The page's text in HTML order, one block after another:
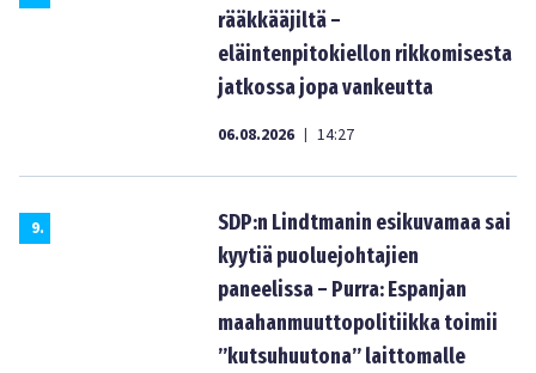
rääkkääjiltä –
eläintenpitokiellon rikkomisesta
jatkossa jopa vankeutta
06.08.2026 | 14:27
9.
SDP:n Lindtmanin esikuvamaa sai
kyytiä puoluejohtajien
paneelissa – Purra: Espanjan
maahanmuuttopolitiikka toimii
”kutsuhuutona” laittomalle